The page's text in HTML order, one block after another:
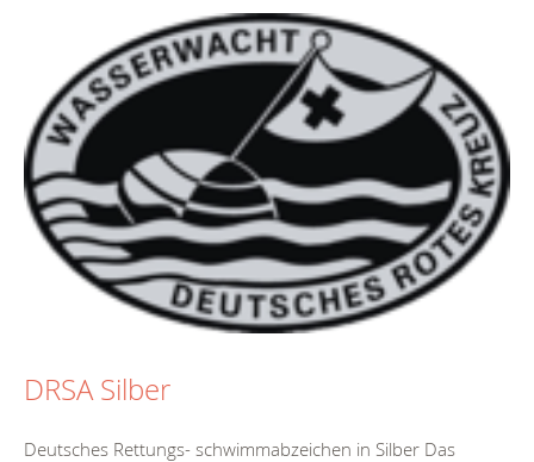
DRSA Silber
Deutsches Rettungs- schwimmabzeichen in Silber Das